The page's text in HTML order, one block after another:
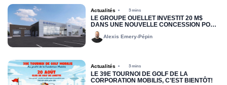
Actualités 3 mins
LE GROUPE OUELLET INVESTIT 20 M$
DANS UNE NOUVELLE CONCESSION POUR
RIMOUSKI FORD
Alexis Emery-Pépin
Actualités 3 mins
LE 39E TOURNOI DE GOLF DE LA
CORPORATION MOBILIS, C’EST BIENTÔT!